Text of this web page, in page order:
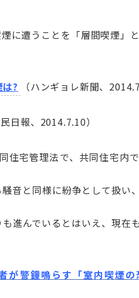
に遭うことを「層間喫煙」
? （ハンギョレ新聞、
民日報、2014.7.10）
住宅管理法で、共同住宅内
音と同様に紛争として扱い
進んでいるとはいえ、現在
警鐘鳴らす「室内喫煙の